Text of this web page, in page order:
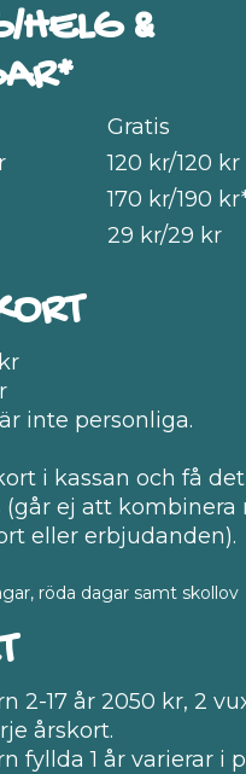
HELG &
Gratis
120 kr/120 kr
170 kr/190
29 kr/29 kr
inte personliga.
i kassan och få
(går ej att kombinera
eller erbjudanden).
röda dagar samt skollov
2-17 år 2050 kr, 2
årskort.
fyllda 1 år varierar i